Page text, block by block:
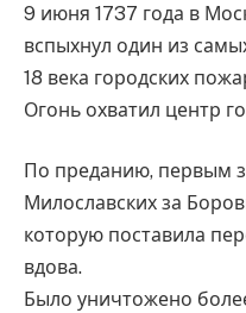
9 июня 1737 года в
вспыхнул один из
18 века городских
Огонь охватил центр
По преданию, первым
Милославских за
которую поставила
вдова.
Было уничтожено